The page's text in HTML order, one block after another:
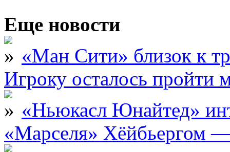
Еще новости
«Ман Сити» близок к
Игроку осталось
«Ньюкасл Юнайтед»
«Марселя» Хёйбьергом